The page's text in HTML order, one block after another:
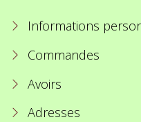
Informations
Commandes
Avoirs
Adresses